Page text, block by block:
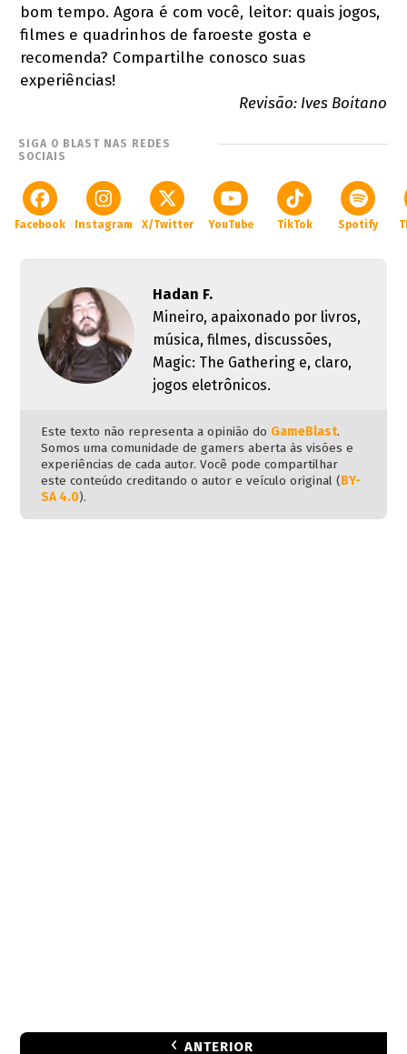
bom tempo. Agora é com você, leitor: quais jogos,
filmes e quadrinhos de faroeste gosta e
recomenda? Compartilhe conosco suas
experiências!
Revisão: Ives Boitano
SIGA O BLAST NAS REDES
SOCIAIS
Facebook Instagram X/Twitter YouTube TikTok Spotify
Hadan F.
Mineiro, apaixonado por livros,
música, filmes, discussões,
Magic: The Gathering e, claro,
jogos eletrônicos.
Este texto não representa a opinião do GameBlast.
Somos uma comunidade de gamers aberta às visões e
experiências de cada autor. Você pode compartilhar
este conteúdo creditando o autor e veículo original (BY-
SA 4.0).
ANTERIOR